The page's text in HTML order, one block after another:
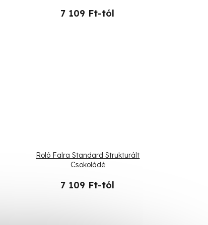
7 109 Ft-tól
Roló Falra Standard Strukturált
Csokoládé
7 109 Ft-tól